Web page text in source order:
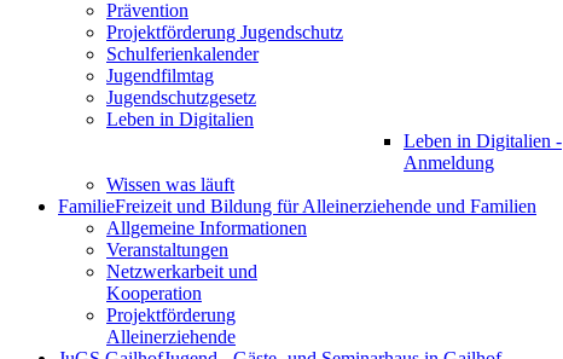
Prävention
Projektförderung Jugendschutz
Schulferienkalender
Jugendfilmtag
Jugendschutzgesetz
Leben in Digitalien
Leben in Digitalien -
Anmeldung
Wissen was läuft
FamilieFreizeit und Bildung für Alleinerziehende und Familien
Allgemeine Informationen
Veranstaltungen
Netzwerkarbeit und
Kooperation
Projektförderung
Alleinerziehende